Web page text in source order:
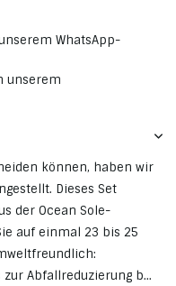
WhatsApp-
unserem
können, haben wir
Dieses Set
der Ocean Sole-
auf einmal 23 bis 25
Abfallreduzierung b...